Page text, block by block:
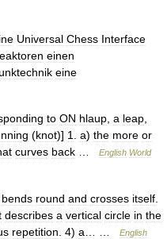
Universal Chess Interface
einen
eine
to ON hlaup a leap
(knot)] 1 a) the more or
curves back English World
bends round and crosses itself
describes a vertical circle in the
repetition 4) a
English